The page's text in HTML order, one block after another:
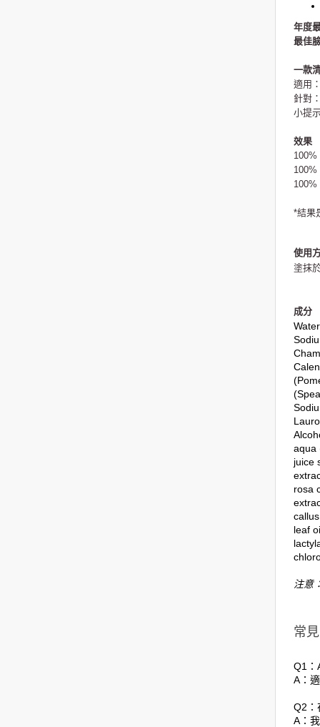
年度
最佳
一款
適用
針對
小提
效果
100%
100%
100%
*結果
使用
塗抹
成分
aqua
juice
rosa
leaf
注意
常
Q1：
A：
Q2：
A：